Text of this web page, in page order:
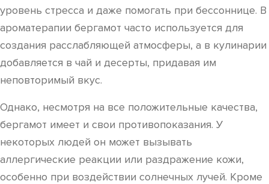
уровень стресса и даже помогать при бессоннице. В
ароматерапии бергамот часто используется для
создания расслабляющей атмосферы, а в кулинарии
добавляется в чай и десерты, придавая им
неповторимый вкус.
Однако, несмотря на все положительные качества,
бергамот имеет и свои противопоказания. У
некоторых людей он может вызывать
аллергические реакции или раздражение кожи,
особенно при воздействии солнечных лучей. Кроме